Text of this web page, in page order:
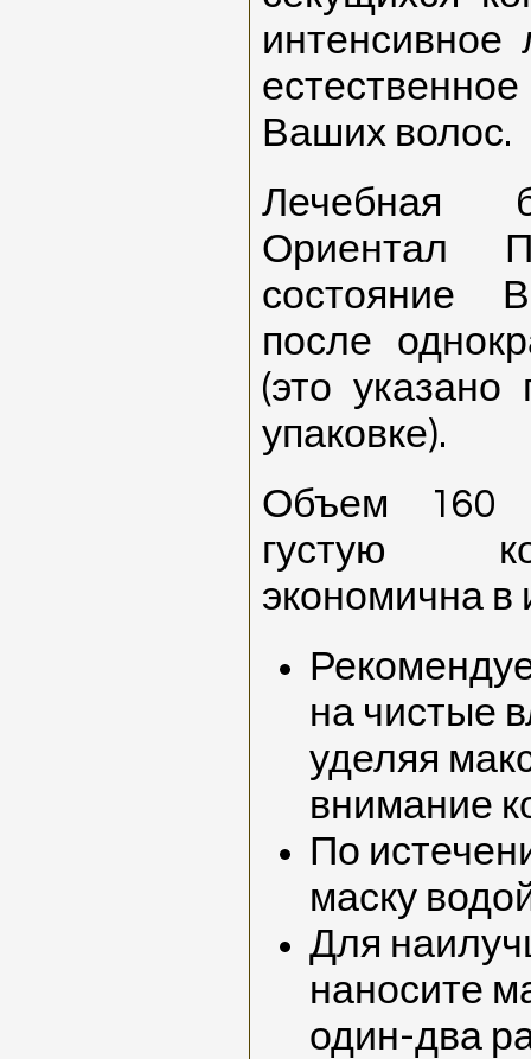
интенсивное
Ваших волос.
Лечебная
Ориентал
состояние
после
(это указано
упаковке).
Объем 160
густую
экономична в
на чистые
уделяя
внимание
По
маску
Для
наносите
один-два